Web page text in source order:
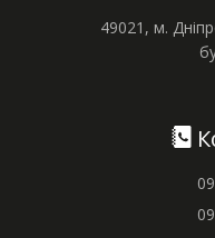
49021, м.